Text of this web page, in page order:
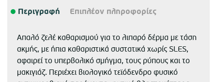
Περιγραφή Επιπλέον πληροφορίες
Απαλό ζελέ καθαρισμού για το λιπαρό δέρμα με τάση
ακμής, με ήπια καθαριστικά συστατικά χωρίς SLES,
αφαιρεί το υπερβολικό σμήγμα, τους ρύπους και το
μακιγιάζ. Περιέχει βιολογικό τεϊόδενδρο φυσικό